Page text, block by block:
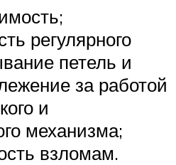
регулярного
петель и
за работой
и
механизма;
взломам.